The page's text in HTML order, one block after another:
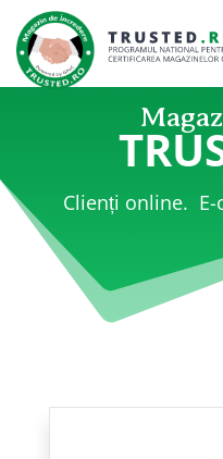
Clienți online.